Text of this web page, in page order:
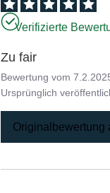
Verifizierte
Zu fair
Bewertung vom
Ursprünglich
Originalbewertung